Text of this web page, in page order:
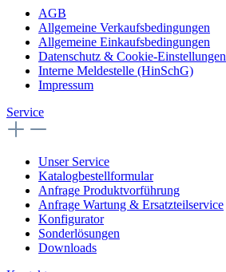
AGB
Allgemeine Verkaufsbedingungen
Allgemeine Einkaufsbedingungen
Datenschutz & Cookie-Einstellungen
Interne Meldestelle (HinSchG)
Impressum
Service
Unser Service
Katalogbestellformular
Anfrage Produktvorführung
Anfrage Wartung & Ersatzteilservice
Konfigurator
Sonderlösungen
Downloads